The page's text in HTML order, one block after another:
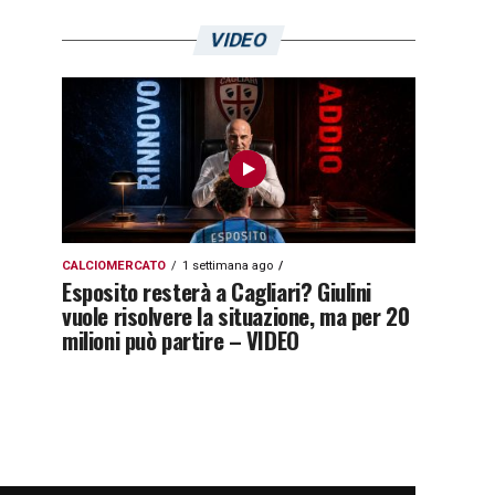
VIDEO
CALCIOMERCATO 1 settimana ago
Esposito resterà a Cagliari? Giulini
vuole risolvere la situazione, ma per 20
milioni può partire – VIDEO